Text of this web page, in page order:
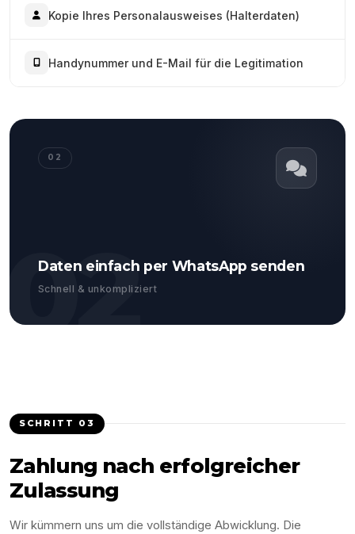
Kopie Ihres Personalausweises (Halterdaten)
Handynummer und E-Mail für die Legitimation
02
02
Daten einfach per WhatsApp senden
Schnell & unkompliziert
SCHRITT 03
Zahlung nach erfolgreicher
Zulassung
Wir kümmern uns um die vollständige Abwicklung. Die